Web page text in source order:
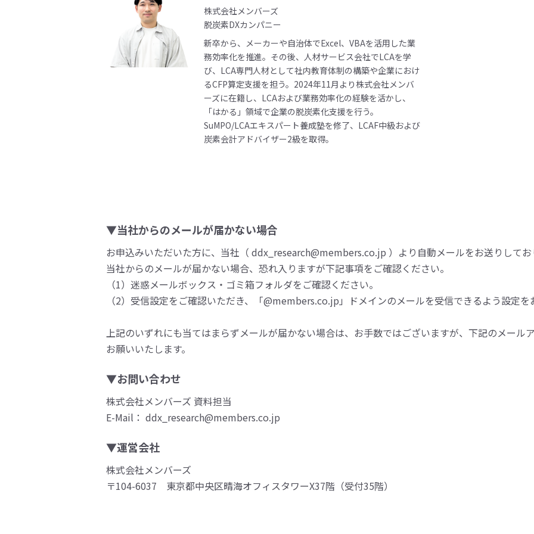
株式会社メンバーズ
脱炭素DXカンパニー
新卒から、メーカーや自治体でExcel、VBAを活用した業
務効率化を推進。その後、人材サービス会社でLCAを学
び、LCA専門人材として社内教育体制の構築や企業におけ
るCFP算定支援を担う。2024年11月より株式会社メンバ
ーズに在籍し、LCAおよび業務効率化の経験を活かし、
「はかる」領域で企業の脱炭素化支援を行う。
SuMPO/LCAエキスパート養成塾を修了、LCAF中級および
炭素会計アドバイザー2級を取得。
▼当社からのメールが届かない場合
お申込みいただいた方に、当社（ ddx_research@members.co.jp ）より自動メールをお送りしてお
当社からのメールが届かない場合、恐れ入りますが下記事項をご確認ください。
（1）迷惑メールボックス・ゴミ箱フォルダをご確認ください。
（2）受信設定をご確認いただき、「@members.co.jp」ドメインのメールを受信できるよう設定を
上記のいずれにも当てはまらずメールが届かない場合は、お手数ではございますが、下記のメール
お願いいたします。
▼お問い合わせ
株式会社メンバーズ 資料担当
E-Mail： ddx_research@members.co.jp
▼運営会社
株式会社メンバーズ
〒104-6037 東京都中央区晴海オフィスタワーX37階（受付35階）